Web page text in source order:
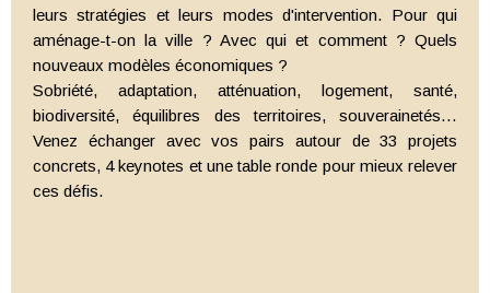
leurs stratégies et leurs modes d'intervention. Pour qui
aménage-t-on la ville ? Avec qui et comment ? Quels
nouveaux modèles économiques ?
Sobriété, adaptation, atténuation, logement, santé,
biodiversité, équilibres des territoires, souverainetés…
Venez échanger avec vos pairs autour de 33 projets
concrets, 4 keynotes et une table ronde pour mieux relever
ces défis.